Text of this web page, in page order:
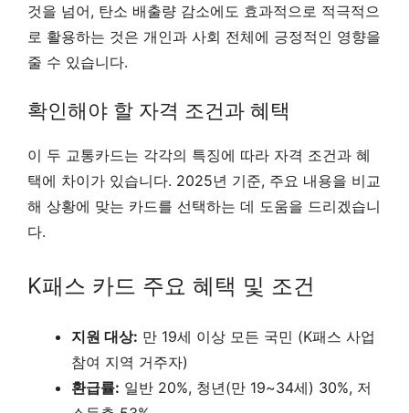
것을 넘어, 탄소 배출량 감소에도 효과적으로 적극적으
로 활용하는 것은 개인과 사회 전체에 긍정적인 영향을
줄 수 있습니다.
확인해야 할 자격 조건과 혜택
이 두 교통카드는 각각의 특징에 따라 자격 조건과 혜
택에 차이가 있습니다. 2025년 기준, 주요 내용을 비교
해 상황에 맞는 카드를 선택하는 데 도움을 드리겠습니
다.
K패스 카드 주요 혜택 및 조건
지원 대상: 만 19세 이상 모든 국민 (K패스 사업
참여 지역 거주자)
환급률: 일반 20%, 청년(만 19~34세) 30%, 저